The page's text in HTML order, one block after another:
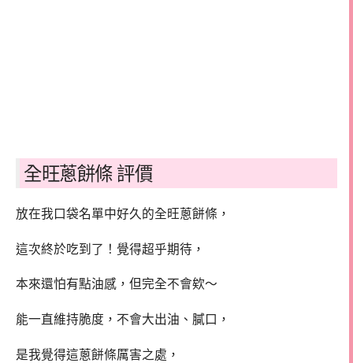
全旺蔥餅條 評價
放在我口袋名單中好久的全旺蔥餅條，
這次終於吃到了！覺得超乎期待，
本來還怕有點油感，但完全不會欸～
能一直維持脆度，不會大出油、膩口，
是我覺得這蔥餅條厲害之處，